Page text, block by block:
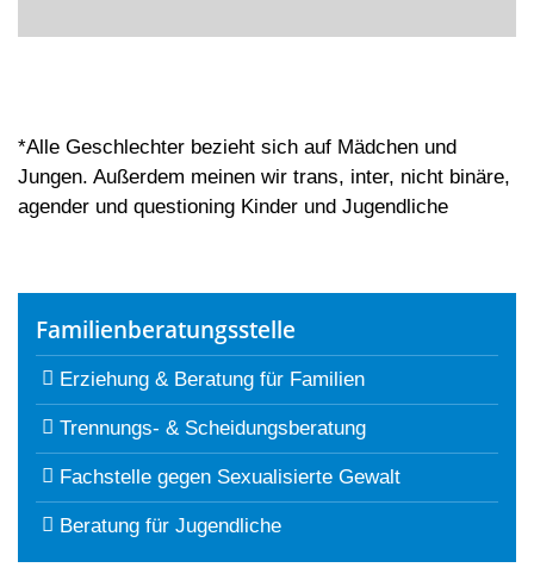
*Alle Geschlechter bezieht sich auf Mädchen und
Jungen. Außerdem meinen wir trans, inter, nicht binäre,
agender und questioning Kinder und Jugendliche
Familienberatungsstelle
Erziehung & Beratung für Familien
Trennungs- & Scheidungsberatung
Fachstelle gegen Sexualisierte Gewalt
Beratung für Jugendliche